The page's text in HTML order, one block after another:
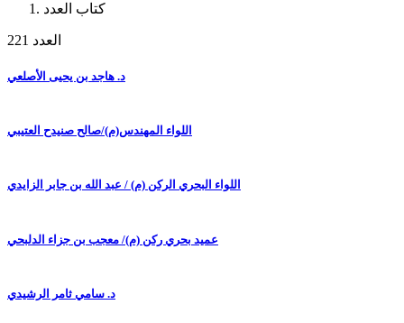
كتاب العدد
العدد 221
د. هاجد بن يحيى الأصلعي
اللواء المهندس(م)/صالح صنيدح العتيبي
اللواء البحري الركن (م) / عبد الله بن جابر الزايدي
عميد بحري ركن (م)/ معجب بن جزاء الدلبحي
د. سامي ثامر الرشيدي